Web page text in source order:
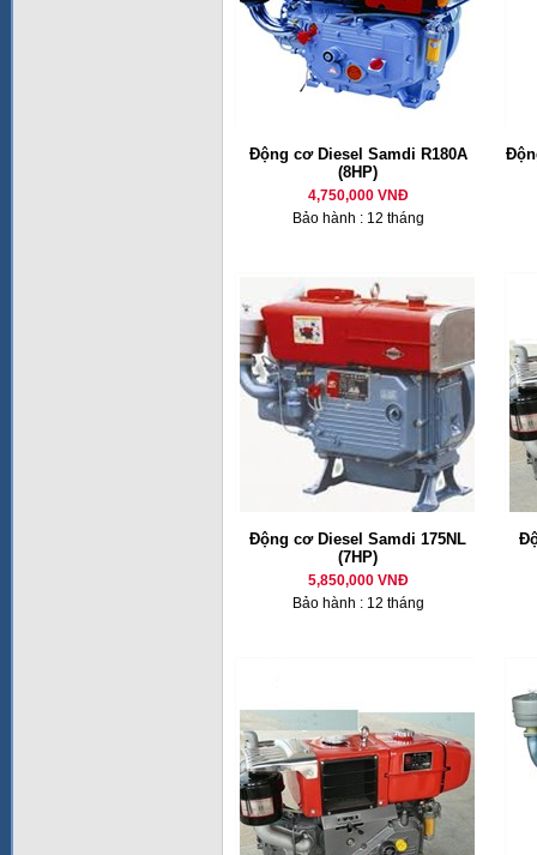
Động cơ Diesel Samdi R180A
(8HP)
4,750,000 VNĐ
Bảo hành : 12 tháng
Động cơ Diesel Samdi 175NL
(7HP)
5,850,000 VNĐ
Bảo hành : 12 tháng